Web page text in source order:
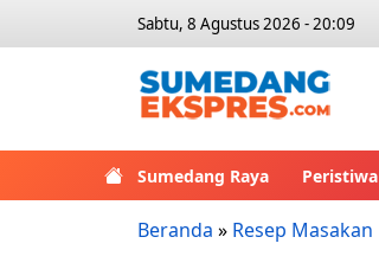
Sabtu, 8 Agustus 2026 - 20:09
Sumedang Raya Peristiwa
Beranda » Resep Masakan